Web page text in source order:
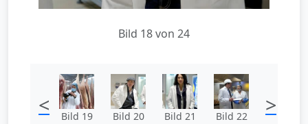
Bild 18 von 24
< Bild 19 Bild 20 Bild 21 Bild 22 >